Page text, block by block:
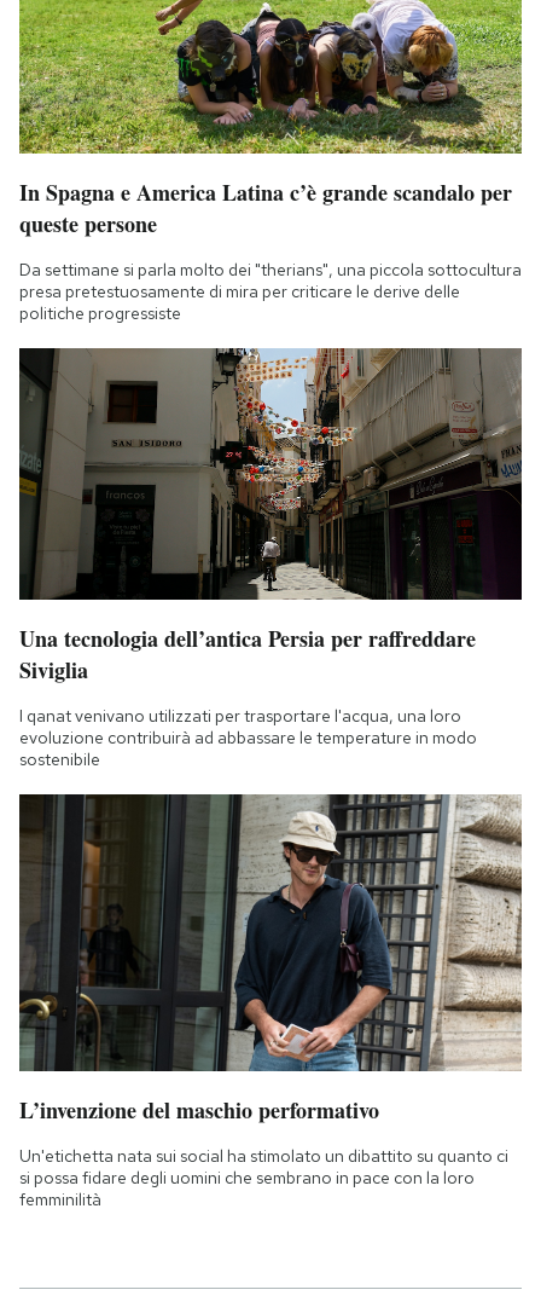
In Spagna e America Latina c’è grande scandalo per
queste persone
Da settimane si parla molto dei "therians", una piccola sottocultura
presa pretestuosamente di mira per criticare le derive delle
politiche progressiste
Una tecnologia dell’antica Persia per raffreddare
Siviglia
I qanat venivano utilizzati per trasportare l'acqua, una loro
evoluzione contribuirà ad abbassare le temperature in modo
sostenibile
L’invenzione del maschio performativo
Un'etichetta nata sui social ha stimolato un dibattito su quanto ci
si possa fidare degli uomini che sembrano in pace con la loro
femminilità